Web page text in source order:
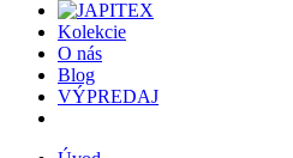
Kolekcie
O nás
Blog
VÝPREDAJ